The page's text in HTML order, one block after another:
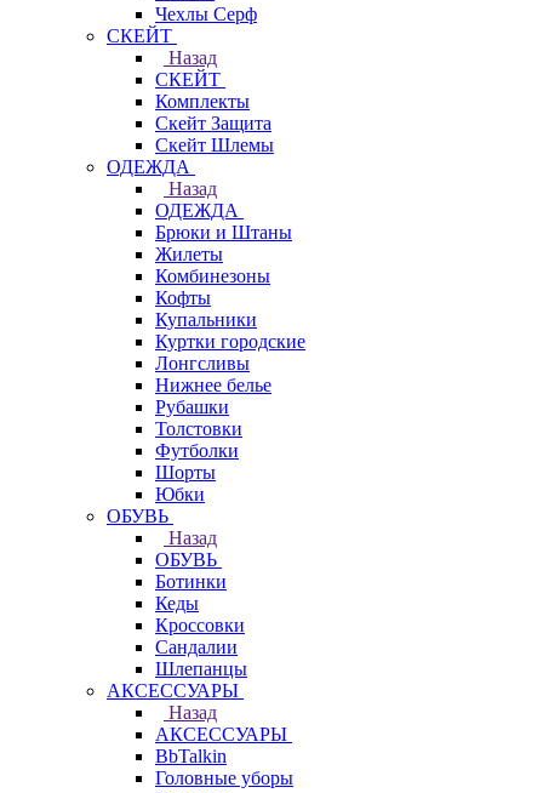
Чехлы Cерф
СКЕЙТ
Назад
СКЕЙТ
Комплекты
Скейт Защита
Скейт Шлемы
ОДЕЖДА
Назад
ОДЕЖДА
Брюки и Штаны
Жилеты
Комбинезоны
Кофты
Купальники
Куртки городские
Лонгсливы
Нижнее белье
Рубашки
Толстовки
Футболки
Шорты
Юбки
ОБУВЬ
Назад
ОБУВЬ
Ботинки
Кеды
Кроссовки
Сандалии
Шлепанцы
АКСЕССУАРЫ
Назад
АКСЕССУАРЫ
BbTalkin
Головные уборы